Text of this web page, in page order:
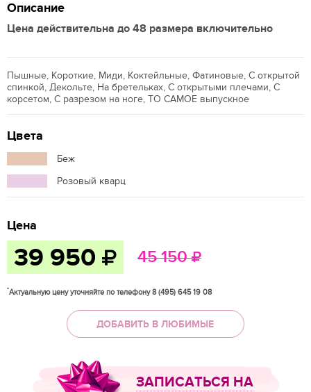
Описание
Цена действительна до 48 размера включительно
Пышные, Короткие, Миди, Коктейльные, Фатиновые, С открытой
спинкой, Декольте, На бретельках, С открытыми плечами, С
корсетом, С разрезом на ноге, ТО САМОЕ выпускное
Цвета
Беж
Розовый кварц
Цена
39 950 45 150
*Актуальную цену уточняйте по телефону 8 (495) 645 19 08
ДОБАВИТЬ В ЛЮБИМЫЕ
ЗАПИСАТЬСЯ НА